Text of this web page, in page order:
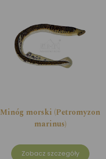
Minóg morski (Petromyzon
marinus)
Zobacz szczegóły